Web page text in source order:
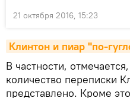
21 октября 2016, 15:23
Клинтон и пиар "по-
В частности,
количество переписки
представлено. Кроме